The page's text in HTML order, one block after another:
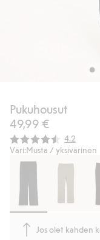
Pukuhousut
49,99 €
4.2
Väri:Musta / yksivärinen
Jos olet kahden